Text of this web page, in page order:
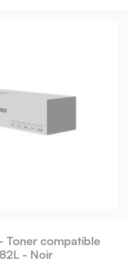
Toner compatible
- Noir